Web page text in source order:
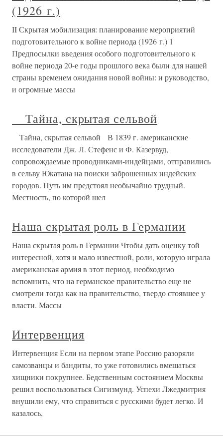
(1926 г.)
II Скрытая мобилизация: планирование мероприятий
подготовительного к войне периода (1926 г.) 1
Предпосылки введения особого подготовительного к
войне периода 20-е годы прошлого века были для нашей
страны временем ожидания новой войны: и руководство,
и огромные массы
Тайна, скрытая сельвой
Тайна, скрытая сельвой В 1839 г. американские
исследователи Дж. Л. Стефенс и Ф. Казервуд,
сопровождаемые проводниками-индейцами, отправились
в сельву Юкатана на поиски заброшенных индейских
городов. Путь им предстоял необычайно трудный.
Местность, по которой шел
Наша скрытая роль в Германии
Наша скрытая роль в Германии Чтобы дать оценку той
интересной, хотя и мало известной, роли, которую играла
американская армия в этот период, необходимо
вспомнить, что на германское правительство еще не
смотрели тогда как на правительство, твердо стоявшее у
власти. Массы
Интервенция
Интервенция Если на первом этапе Россию разоряли
самозванцы и бандиты, то уже готовились вмешаться
хищники покрупнее. Бедственным состоянием Москвы
решил воспользоваться Сигизмунд. Успехи Лжедмитрия
внушили ему, что справиться с русскими будет легко. И
казалось,